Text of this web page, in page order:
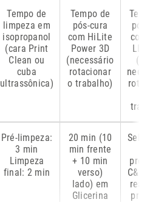
preço vigente.
Resumo da aplicação
Disponível
nas cores
Informação
de
destaque
A1, A2,
A3,
X
Tempo de
limpeza em
isopropanol
(cara Print
Clean ou
cuba
ultrassônica)
Tempo de
pós-cura
com HiLite
Power 3D
(necessário
rotacionar
o trabalho)
Pré-limpeza:
3 min
Limpeza
final: 2 min
20 min (10
min frente
+ 10 min
verso)
lado) em
Glicerina